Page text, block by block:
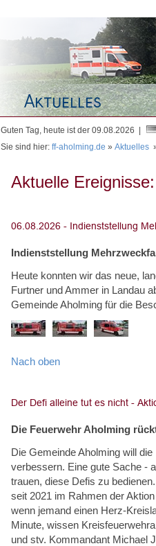
Guten Tag, heute ist der 09.08.2026 |
Sie sind hier: ff-aholming.de » Aktuelles
Aktuelle Ereignisse:
Indienststellung
Heute konnten wir das neue,
Furtner und Ammer in Landau
Gemeinde Aholming für die
Nach oben
Die Feuerwehr Aholming
Die Gemeinde Aholming will
verbessern. Eine gute Sache -
trauen, diese Defis zu
seit 2021 im Rahmen der
wenn jemand einen Herz-
Minute, wissen
und stv. Kommandant Michael